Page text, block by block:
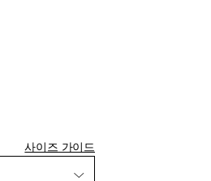
사이즈 가이드